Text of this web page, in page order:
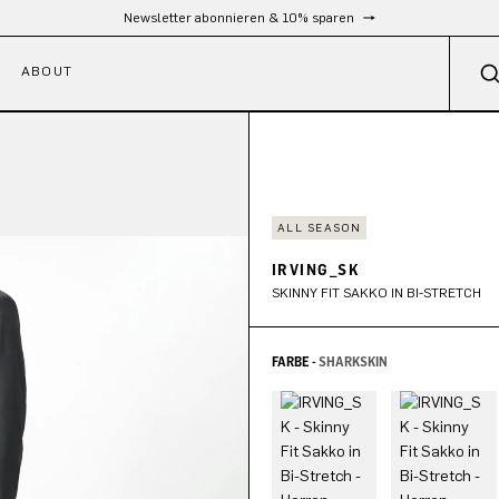
Kostenloser Versand ab 300 €
ABOUT
ALL SEASON
IRVING_SK
SKINNY FIT SAKKO IN BI-STRETCH
FARBE -SHARKSKIN